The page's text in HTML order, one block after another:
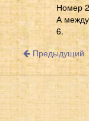
Номер
А между
6.
Предыдущий